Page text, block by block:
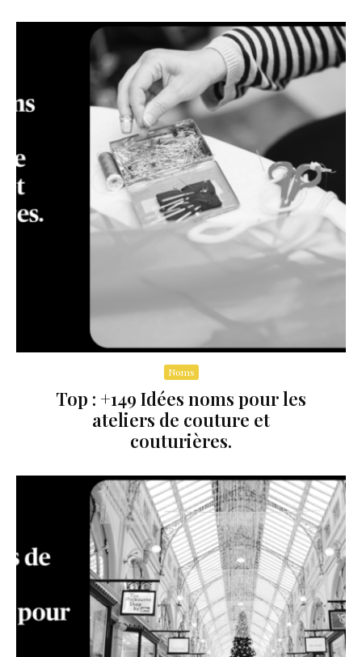
Noms
Top : +149 Idées noms pour les
ateliers de couture et
couturières.